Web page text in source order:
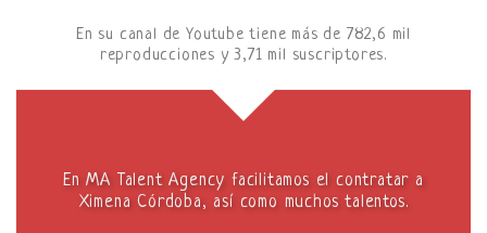
En su canal de Youtube tiene más de 782,6 mil
reproducciones y 3,71 mil suscriptores.
En MA Talent Agency facilitamos el contratar a
Ximena Córdoba, así como muchos talentos.